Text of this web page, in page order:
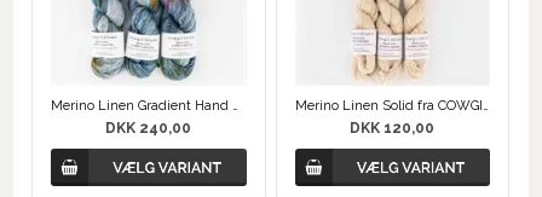
Merino Linen Gradient Hand Dyed fra COWGIRLBLUES
DKK 240,00
Merino Linen Solid fra COWGIRLBLUES
DKK 120,00